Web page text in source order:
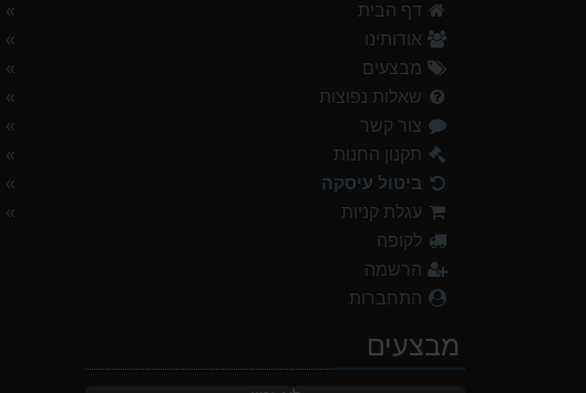
דף הבית
אודותינו
מבצעים
שאלות נפוצות
צור קשר
תקנון החנות
ביטול עיסקה
עגלת קניות
לקופה
הרשמה
התחברות
מבצעים